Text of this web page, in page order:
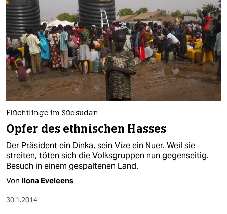
Flüchtlinge im Südsudan
Opfer des ethnischen Hasses
Der Präsident ein Dinka, sein Vize ein Nuer. Weil sie
streiten, töten sich die Volksgruppen nun gegenseitig.
Besuch in einem gespaltenen Land.
Von Ilona Eveleens
30.1.2014